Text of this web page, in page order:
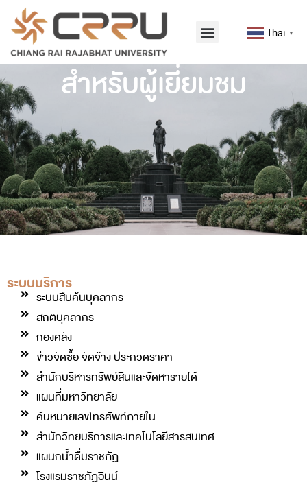
Thai ▼
สำหรับผู้เยี่ยมชม
ระบบบริการ
ระบบสืบค้นบุคลากร
สถิติบุคลากร
กองคลัง
ข่าวจัดซื้อ จัดจ้าง ประกวดราคา
สำนักบริหารทรัพย์สินและจัดหารายได้
แผนที่มหาวิทยาลัย
ค้นหมายเลขโทรศัพท์ภายใน
สำนักวิทยบริการและเทคโนโลยีสารสนเทศ
แผนกน้ำดื่มราชภัฏ
โรงแรมราชภัฏอินน์